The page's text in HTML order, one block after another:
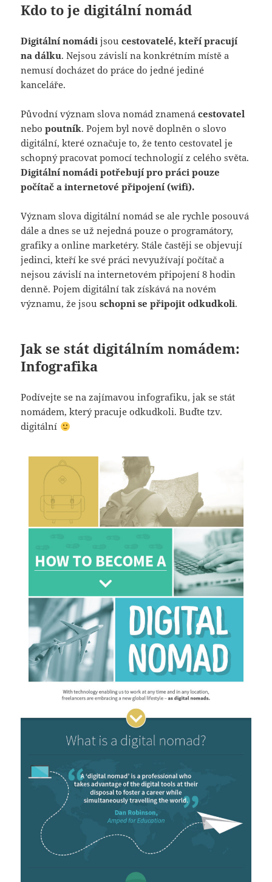
Kdo to je digitální nomád
Digitální nomádi jsoucestovatelé, kteří pracují
na dálku. Nejsou závislí na konkrétním místě a
nemusí docházet do práce do jedné jediné
kanceláře.
Původní význam slova nomád znamenácestovatel
nebopoutník. Pojem byl nově doplněn o slovo
digitální, které označuje to, že tento cestovatel je
schopný pracovat pomocí technologií z celého světa.
Digitální nomádi potřebují pro práci pouze
počítač a internetové připojení (wifi).
Význam slova digitální nomád se ale rychle posouvá
dále a dnes se už nejedná pouze o programátory,
grafiky a online marketéry. Stále častěji se objevují
jedinci, kteří ke své práci nevyužívají počítač a
nejsou závislí na internetovém připojení 8 hodin
denně. Pojem digitální tak získává na novém
významu, že jsou schopni se připojit odkudkoli.
Jak se stát digitálním nomádem:
Infografika
Podívejte se na zajímavou infografiku, jak se stát
nomádem, který pracuje odkudkoli. Buďte tzv.
digitální